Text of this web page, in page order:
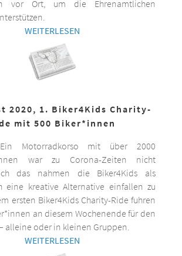
vor Ort, um die Ehrenamtlichen
WEITERLESEN
2020, 1. Biker4Kids Charity-
mit 500 Biker*innen
Ein Motorradkorso mit über 2000
war zu Corona-Zeiten nicht
das nahmen die Biker4Kids als
eine kreative Alternative einfallen zu
ersten Biker4Kids Charity-Ride fuhren
an diesem Wochenende für den
alleine oder in kleinen Gruppen.
WEITERLESEN